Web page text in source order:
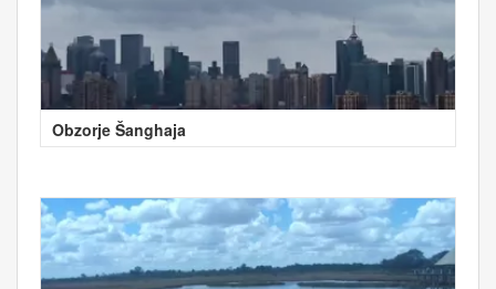
Obzorje Šanghaja